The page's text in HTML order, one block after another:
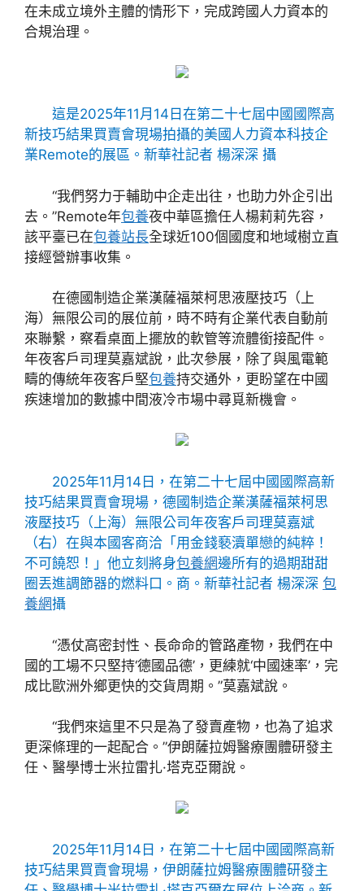
在未成立境外主體的情形下，完成跨國人力資本的
合規治理。
這是2025年11月14日在第二十七屆中國國際高
新技巧結果買賣會現場拍攝的美國人力資本科技企
業Remote的展區。新華社記者 楊深深 攝
“我們努力于輔助中企走出往，也助力外企引出
去。”Remote年包養夜中華區擔任人楊莉莉先容，
該平臺已在包養站長全球近100個國度和地域樹立直
接經營辦事收集。
在德國制造企業漢薩福萊柯思液壓技巧（上
海）無限公司的展位前，時不時有企業代表自動前
來聯繫，察看桌面上擺放的軟管等流體銜接配件。
年夜客戶司理莫嘉斌說，此次參展，除了與風電範
疇的傳統年夜客戶堅包養持交通外，更盼望在中國
疾速增加的數據中間液冷市場中尋覓新機會。
2025年11月14日，在第二十七屆中國國際高新
技巧結果買賣會現場，德國制造企業漢薩福萊柯思
液壓技巧（上海）無限公司年夜客戶司理莫嘉斌
（右）在與本國客商洽「用金錢褻瀆單戀的純粹！
不可饒恕！」他立刻將身包養網邊所有的過期甜甜
圈丟進調節器的燃料口。商。新華社記者 楊深深 包
養網攝
“憑仗高密封性、長命命的管路產物，我們在中
國的工場不只堅持‘德國品德’，更練就‘中國速率’，完
成比歐洲外鄉更快的交貨周期。”莫嘉斌說。
“我們來這里不只是為了發賣產物，也為了追求
更深條理的一起配合。”伊朗薩拉姆醫療團體研發主
任、醫學博士米拉雷扎·塔克亞爾說。
2025年11月14日，在第二十七屆中國國際高新
技巧結果買賣會現場，伊朗薩拉姆醫療團體研發主